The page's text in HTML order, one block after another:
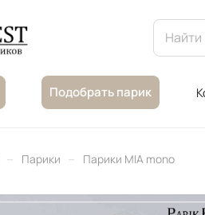
Подобрать парик
– Парики – Парики MIA mono